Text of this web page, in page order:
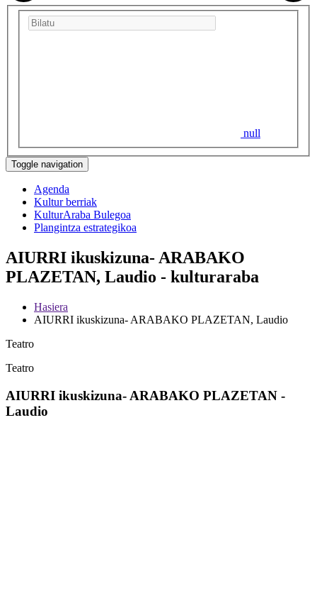
null
Toggle navigation
Agenda
Kultur berriak
KulturAraba Bulegoa
Plangintza estrategikoa
AIURRI ikuskizuna- ARABAKO
PLAZETAN, Laudio - kulturaraba
Hasiera
AIURRI ikuskizuna- ARABAKO PLAZETAN, Laudio
Teatro
Teatro
AIURRI ikuskizuna- ARABAKO PLAZETAN -
Laudio